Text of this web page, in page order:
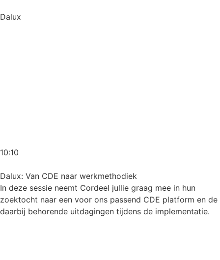
Dalux
10:10
Dalux: Van CDE naar werkmethodiek
In deze sessie neemt Cordeel jullie graag mee in hun
zoektocht naar een voor ons passend CDE platform en de
daarbij behorende uitdagingen tijdens de implementatie.